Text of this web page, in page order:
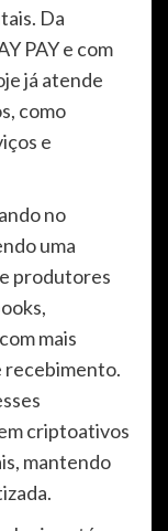
Da
PAY e com
já atende
como
e
no
uma
produtores
mais
recebimento.
criptoativos
mantendo